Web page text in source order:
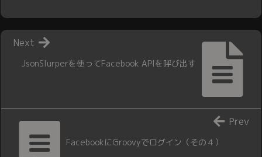
JsonSlurperを使ってFacebook APIを呼び出す
Next
FacebookにGroovyでログイン（その４）
Prev